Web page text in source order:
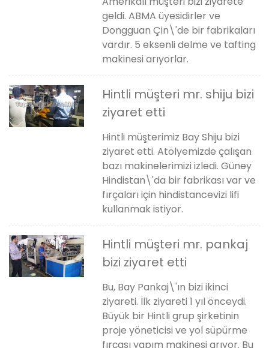
geldi. ABMA üyesidirler ve
Dongguan Çin\'de bir fabrikaları
vardır. 5 eksenli delme ve tafting
makinesi arıyorlar.
Hintli müşteri mr. shiju bizi
ziyaret etti
Hintli müşterimiz Bay Shiju bizi
ziyaret etti. Atölyemizde çalışan
bazı makinelerimizi izledi. Güney
Hindistan\'da bir fabrikası var ve
fırçaları için hindistancevizi lifi
kullanmak istiyor.
Hintli müşteri mr. pankaj
bizi ziyaret etti
Bu, Bay Pankaj\'ın bizi ikinci
ziyareti. İlk ziyareti 1 yıl önceydi.
Büyük bir Hintli grup şirketinin
proje yöneticisi ve yol süpürme
fırçası yapım makinesi arıyor. Bu